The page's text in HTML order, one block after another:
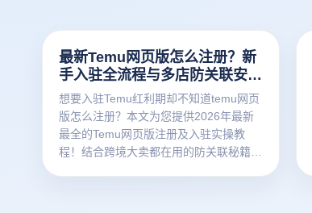
最新Temu网页版怎么注册？新
手入驻全流程与多店防关联安全
指南
想要入驻Temu红利期却不知道temu网页
版怎么注册？本文为您提供2026年最新
最全的Temu网页版注册及入驻实操教
程！结合跨境大卖都在用的防关联秘籍，